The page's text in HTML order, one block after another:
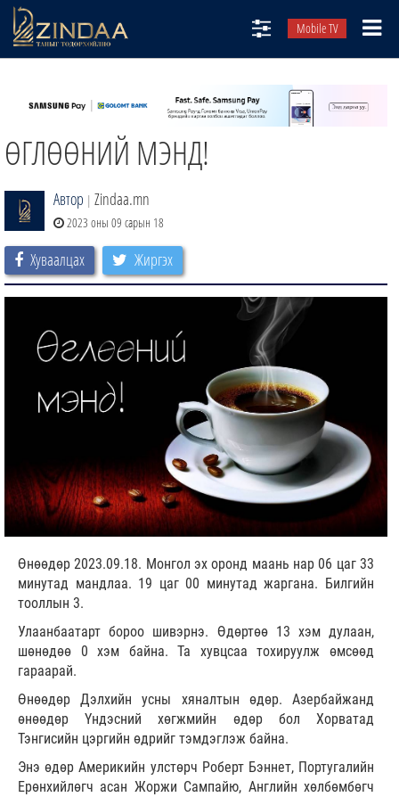
Mobile TV
ТВ8
ӨГЛӨӨНИЙ СОНИН
ЗИНДАА СЭТГҮҮЛ
ӨГЛӨӨНИЙ МЭНД!
Автор | Zindaa.mn
2023 оны 09 сарын 18
Хуваалцах Жиргэх
Өнөөдөр 2023.09.18. Монгол эх оронд маань нар 06 цаг 33
минутад мандлаа. 19 цаг 00 минутад жаргана. Билгийн
тооллын 3.
Улаанбаатарт бороо шивэрнэ. Өдөртөө 13 хэм дулаан,
шөнөдөө 0 хэм байна. Та хувцсаа тохируулж өмсөөд
гараарай.
Өнөөдөр Дэлхийн усны хяналтын өдөр. Азербайжанд
өнөөдөр Үндэсний хөгжмийн өдөр бол Хорватад
Тэнгисийн цэргийн өдрийг тэмдэглэж байна.
Энэ өдөр Америкийн улстөрч Роберт Бэннет, Португалийн
Ерөнхийлөгч асан Жоржи Сампайю, Английн хөлбөмбөгч